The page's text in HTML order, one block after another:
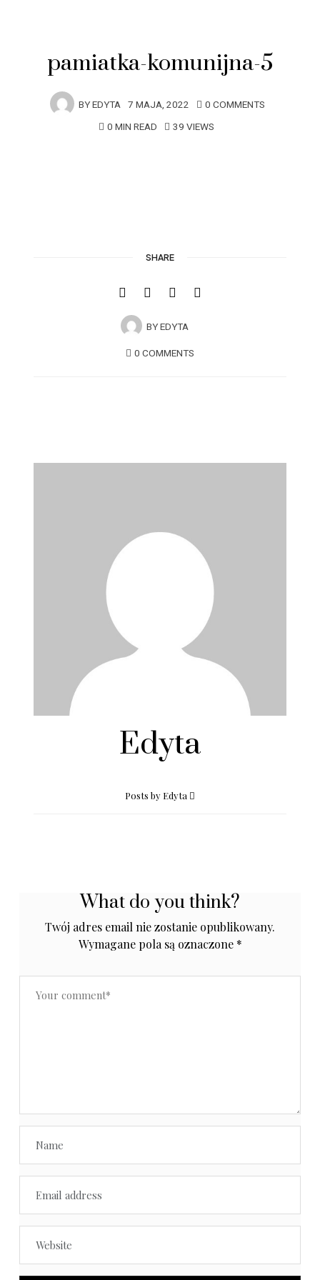
pamiatka-komunijna-5
BYEDYTA 7 MAJA, 2022
0 COMMENTS
0 MIN READ
39 VIEWS
SHARE
BYEDYTA
0 COMMENTS
Edyta
Posts by Edyta
What do you think?
Twój adres email nie zostanie opublikowany.
Wymagane pola są oznaczone *